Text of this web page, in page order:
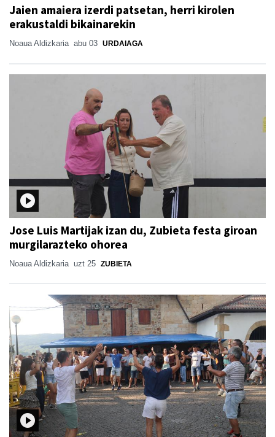
Jaien amaiera izerdi patsetan, herri kirolen
erakustaldi bikainarekin
Noaua Aldizkaria abu 03 URDAIAGA
Jose Luis Martijak izan du, Zubieta festa giroan
murgilarazteko ohorea
Noaua Aldizkaria uzt 25 ZUBIETA